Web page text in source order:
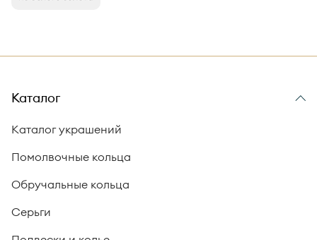
Каталог
Каталог украшений
Помолвочные кольца
Обручальные кольца
Серьги